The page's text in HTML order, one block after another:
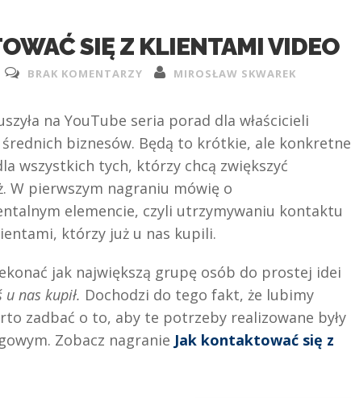
SIĘ Z KLIENTAMI VIDEO
BRAK KOMENTARZY MIROSŁAW SKWAREK
na YouTube seria porad dla właścicieli
średnich biznesów. Będą to krótkie, ale konkretne
wszystkich tych, którzy chcą zwiększyć
W pierwszym nagraniu mówię o
elemencie, czyli utrzymywaniu kontaktu
którzy już u nas kupili.
jak największą grupę osób do prostej idei
nas kupił. Dochodzi do tego fakt, że lubimy
zadbać o to, aby te potrzeby realizowane były
Zobacz nagranie Jak kontaktować się z